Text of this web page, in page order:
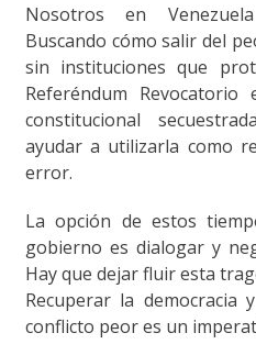
Nosotros en
Buscando cómo salir del
sin instituciones que
Referéndum
constitucional
ayudar a utilizarla como
error.
La opción de estos
gobierno es dialogar y
Hay que dejar fluir esta
Recuperar la
conflicto peor es un